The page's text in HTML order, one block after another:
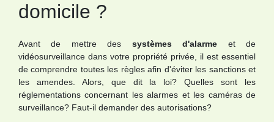
domicile ?
Avant de mettre des systèmes d'alarme et de
vidéosurveillance dans votre propriété privée, il est essentiel
de comprendre toutes les règles afin d'éviter les sanctions et
les amendes. Alors, que dit la loi? Quelles sont les
réglementations concernant les alarmes et les caméras de
surveillance? Faut-il demander des autorisations?